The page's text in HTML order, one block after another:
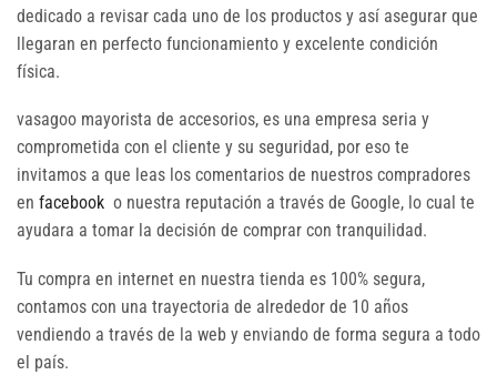
dedicado a revisar cada uno de los productos y así asegurar que
llegaran en perfecto funcionamiento y excelente condición
física.
vasagoo mayorista de accesorios, es una empresa seria y
comprometida con el cliente y su seguridad, por eso te
invitamos a que leas los comentarios de nuestros compradores
en facebook o nuestra reputación a través de Google, lo cual te
ayudara a tomar la decisión de comprar con tranquilidad.
Tu compra en internet en nuestra tienda es 100% segura,
contamos con una trayectoria de alrededor de 10 años
vendiendo a través de la web y enviando de forma segura a todo
el país.